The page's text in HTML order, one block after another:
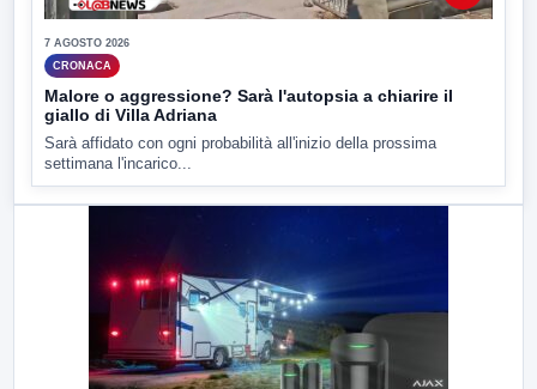
7 AGOSTO 2026
CRONACA
Malore o aggressione? Sarà l'autopsia a chiarire il
giallo di Villa Adriana
Sarà affidato con ogni probabilità all'inizio della prossima
settimana l'incarico...